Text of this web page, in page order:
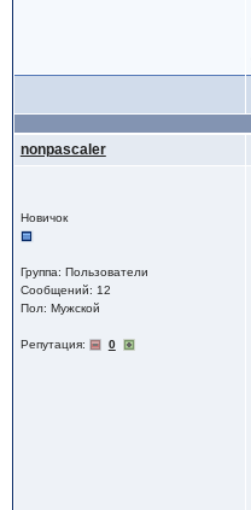
nonpascaler
Новичок
Группа: Пользователи
Сообщений: 12
Пол: Мужской
Репутация: 0